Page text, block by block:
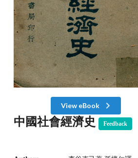
View eBook
中國社會經濟史 Feedback